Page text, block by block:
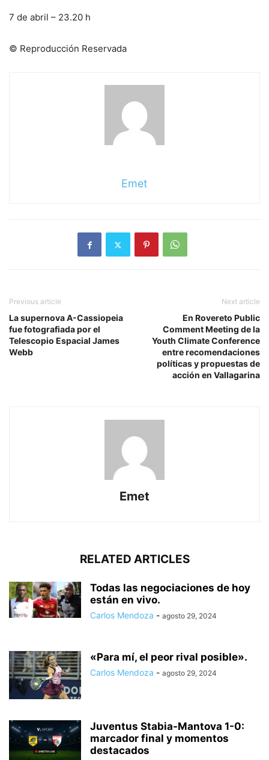
7 de abril – 23.20 h
© Reproducción Reservada
Emet
Previous article
La supernova A-Cassiopeia
fue fotografiada por el
Telescopio Espacial James
Webb
Next article
En Rovereto Public
Comment Meeting de la
Youth Climate Conference
entre recomendaciones
políticas y propuestas de
acción en Vallagarina
Emet
RELATED ARTICLES
Todas las negociaciones de hoy
están en vivo.
Carlos Mendoza - agosto 29, 2024
«Para mí, el peor rival posible».
Carlos Mendoza - agosto 29, 2024
Juventus Stabia-Mantova 1-0:
marcador final y momentos
destacados